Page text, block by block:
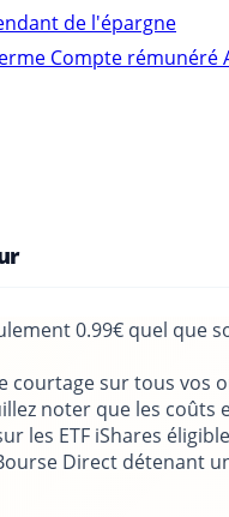
de l'épargne
Compte rémunéré
0.99€ quel que
courtage sur tous vos
noter que les
les ETF iShares
Direct détenant